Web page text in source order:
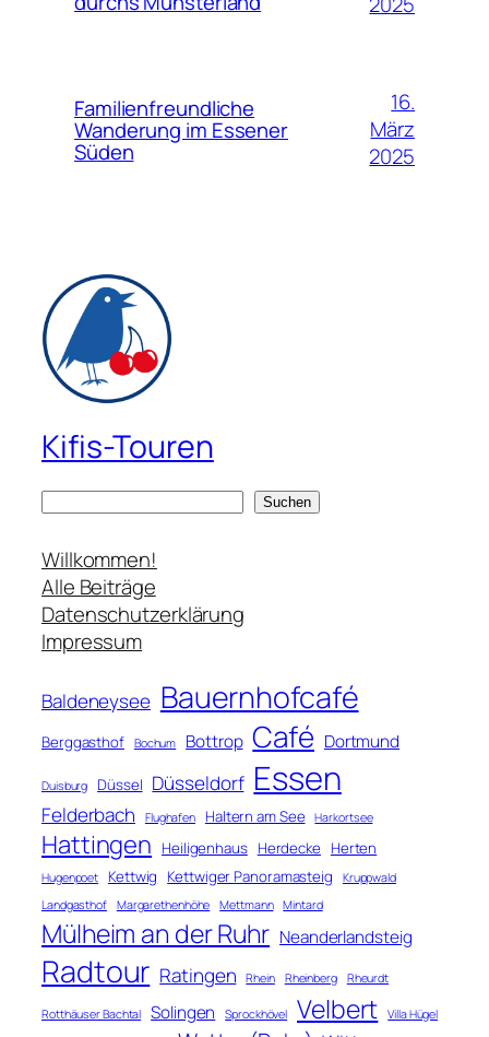
Familienfreundliche
Wanderung im Essener
Süden
16.
März
2025
Kifis-Touren
c
h
e
n
Suchen
Willkommen!
Alle Beiträge
Datenschutzerklärung
Impressum
Baldeneysee Bauernhofcafé
Berggasthof Bochum Bottrop Café Dortmund
Duisburg Düssel Düsseldorf Essen
Felderbach Flughafen Haltern am See Harkortsee
Hattingen Heiligenhaus Herdecke Herten
Hugenpoet Kettwig Kettwiger Panoramasteig
Kruppwald
Landgasthof
Margarethenhöhe Mettmann Mintard
Mülheim an der Ruhr Neanderlandsteig
Radtour Ratingen Rhein Rheinberg Rheurdt
Rotthäuser Bachtal Solingen Sprockhövel Velbert
Villa Hügel